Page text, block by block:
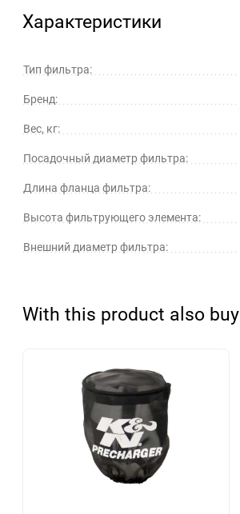
Характеристики
Тип фильтра:
Бренд:
Вес, кг:
Посадочный диаметр фильтра:
Длина фланца фильтра:
Высота фильтрующего элемента:
Внешний диаметр фильтра:
With this product also buy